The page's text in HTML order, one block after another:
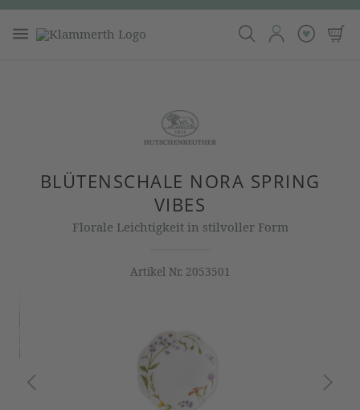
BLÜTENSCHALE NORA SPRING
VIBES
Florale Leichtigkeit in stilvoller Form
Artikel Nr. 2053501